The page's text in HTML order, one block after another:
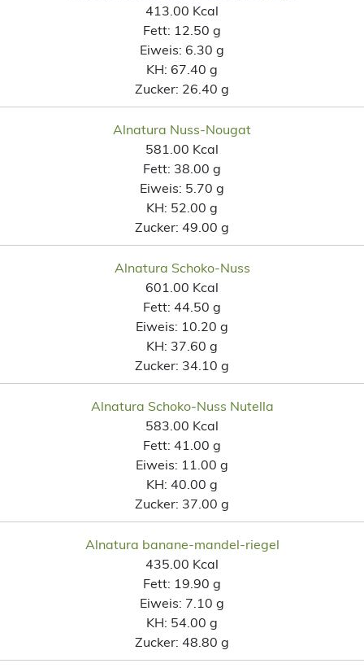
413.00 Kcal
Fett: 12.50 g
Eiweis: 6.30 g
KH: 67.40 g
Zucker: 26.40 g
Alnatura Nuss-Nougat
581.00 Kcal
Fett: 38.00 g
Eiweis: 5.70 g
KH: 52.00 g
Zucker: 49.00 g
Alnatura Schoko-Nuss
601.00 Kcal
Fett: 44.50 g
Eiweis: 10.20 g
KH: 37.60 g
Zucker: 34.10 g
Alnatura Schoko-Nuss Nutella
583.00 Kcal
Fett: 41.00 g
Eiweis: 11.00 g
KH: 40.00 g
Zucker: 37.00 g
Alnatura banane-mandel-riegel
435.00 Kcal
Fett: 19.90 g
Eiweis: 7.10 g
KH: 54.00 g
Zucker: 48.80 g